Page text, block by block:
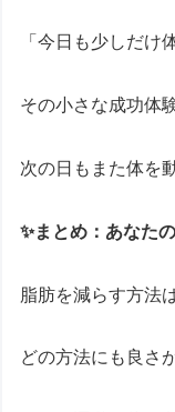
「今日も少しだけ
その小さな成功体
次の日もまた体を
✨まとめ：あなた
脂肪を減らす方法
どの方法にも良さ